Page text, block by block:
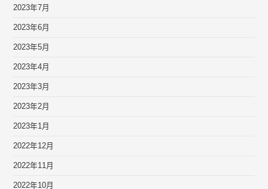
2023年7月
2023年6月
2023年5月
2023年4月
2023年3月
2023年2月
2023年1月
2022年12月
2022年11月
2022年10月